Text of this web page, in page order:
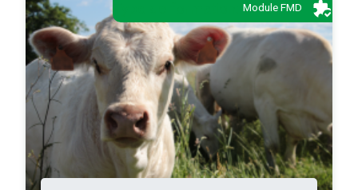
Module FMD
Description:
La résistance aux antiparasitaires induisant un
changement de pratiques. Les traitements
adaptés.
Le développement de l'immunité dès la première
mise à l'herbe pour mieux lutter contre le
parasitisme.
A qui s'adresse ce cours ?:
Eleveurs et éleveuses